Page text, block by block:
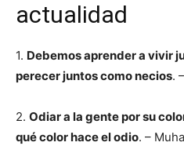
actualidad
1. Debemos aprender a vivir
perecer juntos como necios.
2. Odiar a la gente por su
qué color hace el odio. –